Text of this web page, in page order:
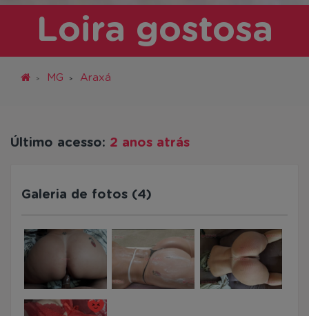
Loira gostosa
MG Araxá
Último acesso: 2 anos atrás
Galeria de fotos (4)